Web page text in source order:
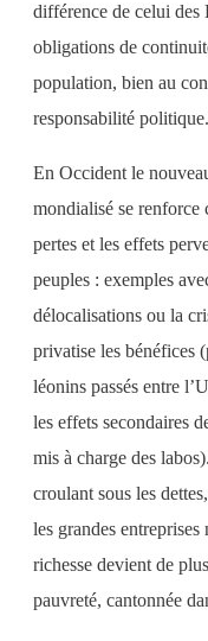
différence de celui des
obligations de
population, bien au
responsabilité politique.
En Occident le
mondialisé se renforce
pertes et les effets
peuples : exemples
délocalisations ou la
privatise les bénéfices
léonins passés entre
les effets secondaires
mis à charge des
croulant sous les
les grandes entreprises
richesse devient de
pauvreté, cantonnée